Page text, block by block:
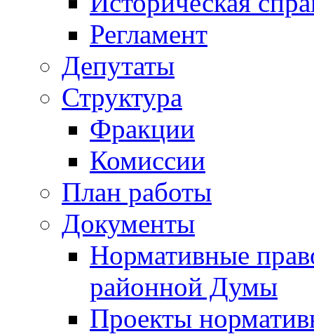
Регламент
Депутаты
Структура
Фракции
Комиссии
План работы
Документы
Нормативные
районной Думы
Проекты